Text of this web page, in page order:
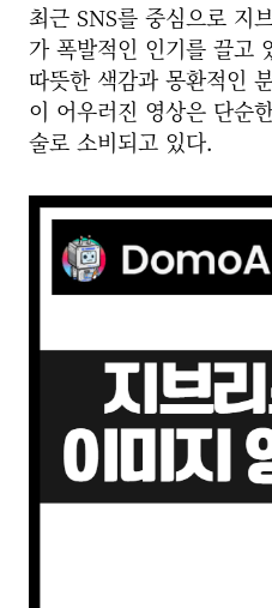
최근 SNS를 중심으로 지
가 폭발적인 인기를 끌고
따뜻한 색감과 몽환적인
이 어우러진 영상은 단순
술로 소비되고 있다.